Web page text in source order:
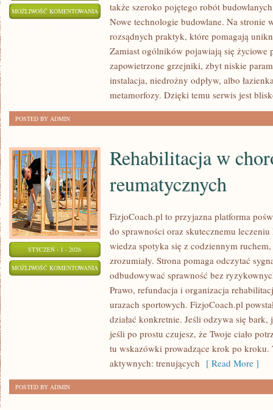
MOŻLIWOŚĆ KOMENTOWANIA REMONT
także szeroko pojętego robót
Nowe technologie budowlane. Na stronie
rozsądnych praktyk, które pomagają
Zamiast ogólników pojawiają się życiowe
zapowietrzone grzejniki, zbyt niskie
instalacja, niedrożny odpływ, albo
metamorfozy. Dzięki temu serwis jest
POSTED BY ADMIN
STYCZEŃ - 1 - 2026
MOŻLIWOŚĆ KOMENTOWANIA
Rehabilitacja w
reumatycznych
FizjoCoach.pl to przyjazna platforma
do sprawności oraz skutecznemu
wiedza spotyka się z codziennym
zrozumiały. Strona pomaga odczytać
odbudowywać sprawność bez
Prawo, refundacja i organizacja
urazach sportowych. FizjoCoach.pl
działać konkretnie. Jeśli odzywa się
jeśli po prostu czujesz, że Twoje ciało
tu wskazówki prowadzące krok po kroku.
aktywnych: trenujących [ Read More ]
POSTED BY ADMIN